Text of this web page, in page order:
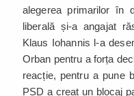
alegerea primarilor în
liberală și-a angajat
Klaus Iohannis l-a
Orban pentru a forța
reacție, pentru a pune
PSD a creat un blocaj